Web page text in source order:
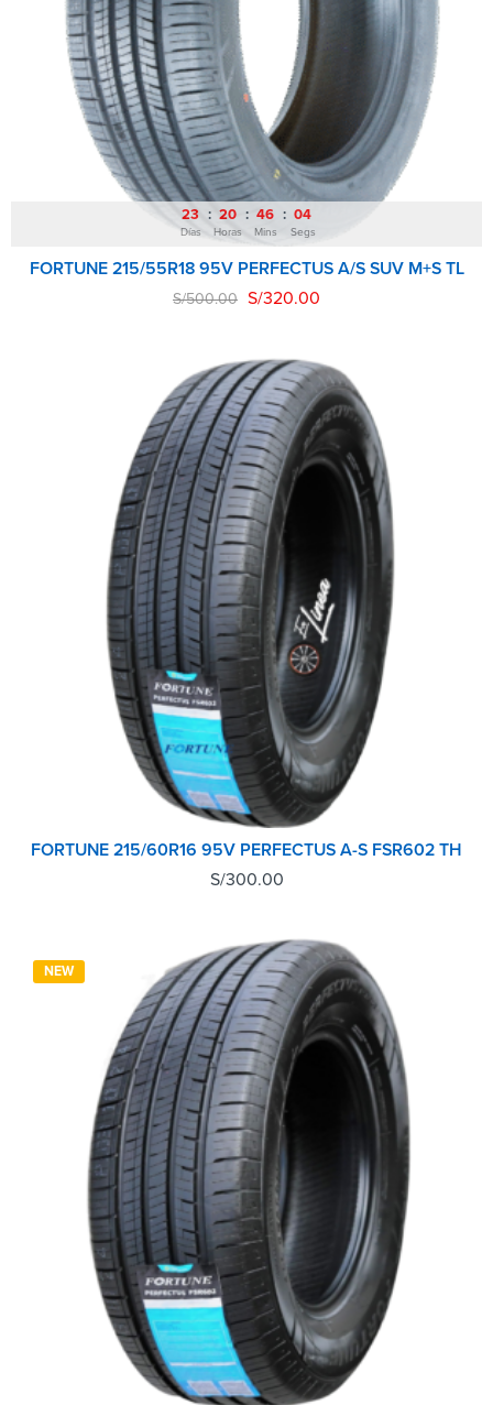
23
Días
20
Horas
46
Mins
02
Segs
FORTUNE 215/55R18 95V PERFECTUS A/S SUV M+S TL
S/500.00 S/320.00
FORTUNE 215/60R16 95V PERFECTUS A-S FSR602 TH
S/300.00
NEW